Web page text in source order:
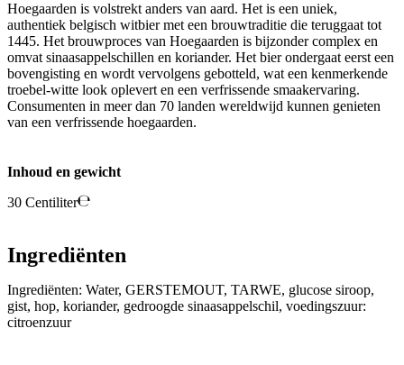
Hoegaarden is volstrekt anders van aard. Het is een uniek,
authentiek belgisch witbier met een brouwtraditie die teruggaat tot
1445. Het brouwproces van Hoegaarden is bijzonder complex en
omvat sinaasappelschillen en koriander. Het bier ondergaat eerst een
bovengisting en wordt vervolgens gebotteld, wat een kenmerkende
troebel-witte look oplevert en een verfrissende smaakervaring.
Consumenten in meer dan 70 landen wereldwijd kunnen genieten
van een verfrissende hoegaarden.
Inhoud en gewicht
30 Centiliter
Ingrediënten
Ingrediënten: Water, GERSTEMOUT, TARWE, glucose siroop,
gist, hop, koriander, gedroogde sinaasappelschil, voedingszuur:
citroenzuur